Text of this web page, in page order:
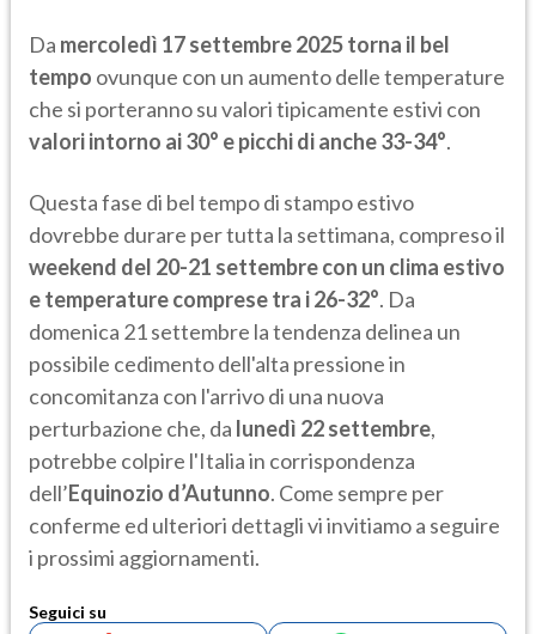
Da mercoledì 17 settembre 2025 torna il bel
tempo ovunque con un aumento delle temperature
che si porteranno su valori tipicamente estivi con
valori intorno ai 30° e picchi di anche 33-34°.
Questa fase di bel tempo di stampo estivo
dovrebbe durare per tutta la settimana, compreso il
weekend del 20-21 settembre con un clima estivo
e temperature comprese tra i 26-32°. Da
domenica 21 settembre la tendenza delinea un
possibile cedimento dell'alta pressione in
concomitanza con l'arrivo di una nuova
perturbazione che, da lunedì 22 settembre,
potrebbe colpire l'Italia in corrispondenza
dell’Equinozio d’Autunno. Come sempre per
conferme ed ulteriori dettagli vi invitiamo a seguire
i prossimi aggiornamenti.
Seguici su